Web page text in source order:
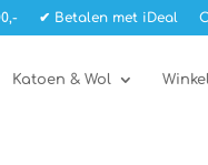
✔ Betalen met iDeal
Katoen & Wol